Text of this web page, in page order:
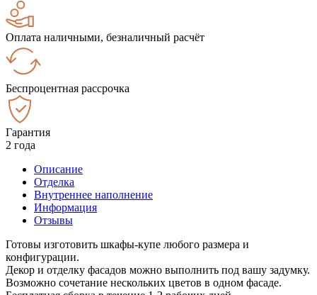
Оплата наличными, безналичный расчёт
Беспроцентная рассрочка
Гарантия
2 года
Описание
Отделка
Внутреннее наполнение
Информация
Отзывы
Готовы изготовить шкафы-купе любого размера и
конфигурации.
Декор и отделку фасадов можно выполнить под вашу задумку.
Возможно сочетание нескольких цветов в одном фасаде.